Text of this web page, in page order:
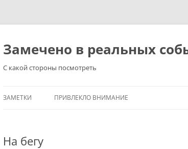
Перейти
Замечено в реальных
С какой стороны посмотреть
ЗАМЕТКИ ПРИВЛЕКЛО ВНИМАНИЕ
На бегу